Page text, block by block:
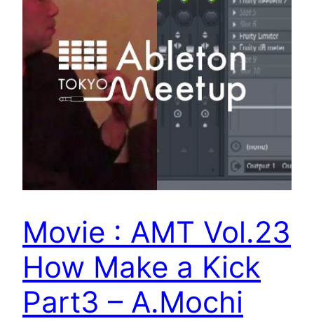
Movie : AMT Vol.23
How Make a Kick
Part3 – A.Mochi